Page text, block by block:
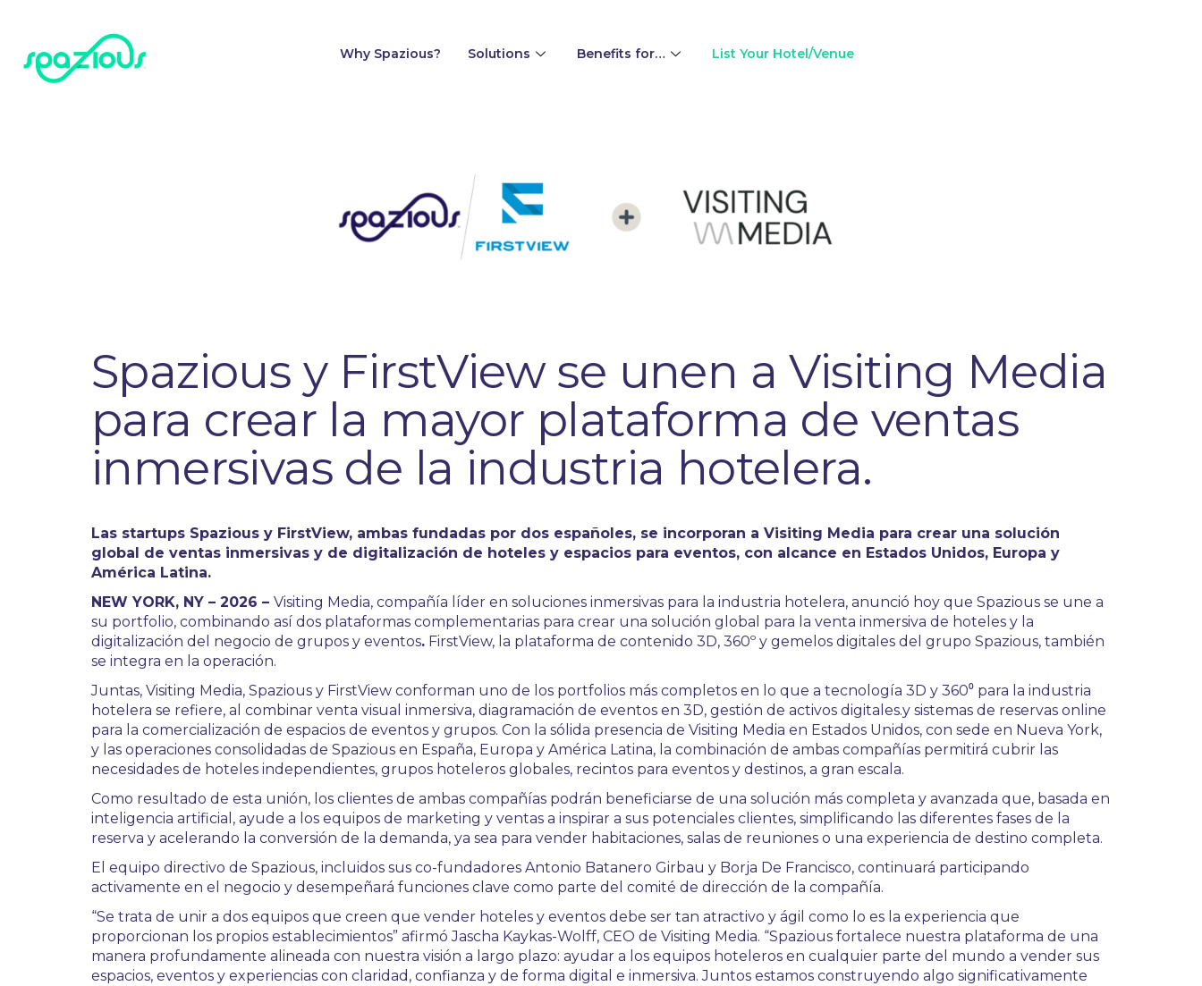
Why Spazious? Solutions Benefits for… List Your Hotel/Venue
Spazious y FirstView se unen a Visiting Media
para crear la mayor plataforma de ventas
inmersivas de la industria hotelera.
Las startups Spazious y FirstView, ambas fundadas por dos españoles, se incorporan a Visiting Media para crear una solución
global de ventas inmersivas y de digitalización de hoteles y espacios para eventos, con alcance en Estados Unidos, Europa y
América Latina.
NEW YORK, NY – 2026 – Visiting Media, compañía líder en soluciones inmersivas para la industria hotelera, anunció hoy que Spazious se une a
su portfolio, combinando así dos plataformas complementarias para crear una solución global para la venta inmersiva de hoteles y la
digitalización del negocio de grupos y eventos. FirstView, la plataforma de contenido 3D, 360º y gemelos digitales del grupo Spazious, también
se integra en la operación.
Juntas, Visiting Media, Spazious y FirstView conforman uno de los portfolios más completos en lo que a tecnología 3D y 360⁰ para la industria
hotelera se refiere, al combinar venta visual inmersiva, diagramación de eventos en 3D, gestión de activos digitales.y sistemas de reservas online
para la comercialización de espacios de eventos y grupos. Con la sólida presencia de Visiting Media en Estados Unidos, con sede en Nueva York,
y las operaciones consolidadas de Spazious en España, Europa y América Latina, la combinación de ambas compañías permitirá cubrir las
necesidades de hoteles independientes, grupos hoteleros globales, recintos para eventos y destinos, a gran escala.
Como resultado de esta unión, los clientes de ambas compañías podrán beneficiarse de una solución más completa y avanzada que, basada en
inteligencia artificial, ayude a los equipos de marketing y ventas a inspirar a sus potenciales clientes, simplificando las diferentes fases de la
reserva y acelerando la conversión de la demanda, ya sea para vender habitaciones, salas de reuniones o una experiencia de destino completa.
El equipo directivo de Spazious, incluidos sus co-fundadores Antonio Batanero Girbau y Borja De Francisco, continuará participando
activamente en el negocio y desempeñará funciones clave como parte del comité de dirección de la compañía.
“Se trata de unir a dos equipos que creen que vender hoteles y eventos debe ser tan atractivo y ágil como lo es la experiencia que
proporcionan los propios establecimientos” afirmó Jascha Kaykas-Wolff, CEO de Visiting Media. “Spazious fortalece nuestra plataforma de una
manera profundamente alineada con nuestra visión a largo plazo: ayudar a los equipos hoteleros en cualquier parte del mundo a vender sus
espacios, eventos y experiencias con claridad, confianza y de forma digital e inmersiva. Juntos estamos construyendo algo significativamente